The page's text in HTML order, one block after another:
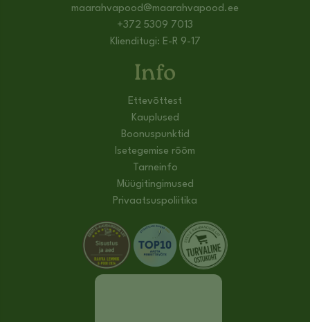
maarahvapood@maarahvapood.ee
+372 5309 7013
Klienditugi: E-R 9-17
Info
Ettevõttest
Kauplused
Boonuspunktid
Isetegemise rõõm
Tarneinfo
Müügitingimused
Privaatsuspoliitika